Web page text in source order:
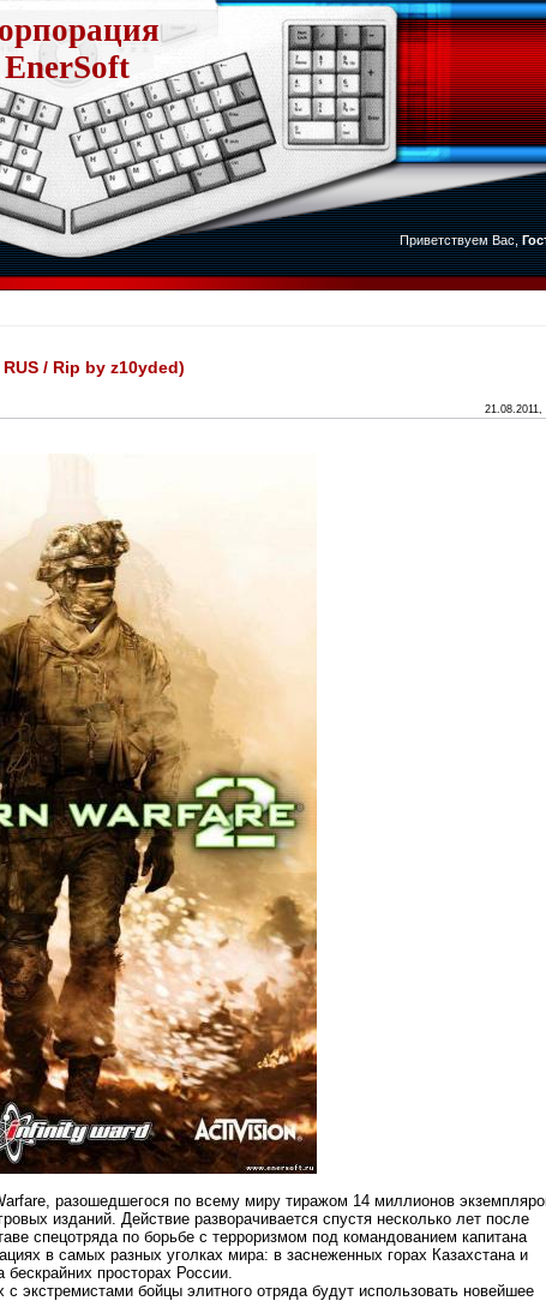
EnerSoft
Приветствуем Вас,
/ Rip by z10yded)
21.08.2011,
разошедшегося по всему миру тиражом 14 миллионов
изданий. Действие разворачивается спустя несколько лет после
спецотряда по борьбе с терроризмом под командованием капитана
в самых разных уголках мира: в заснеженных горах Казахстана и
просторах России.
экстремистами бойцы элитного отряда будут использовать новейшее